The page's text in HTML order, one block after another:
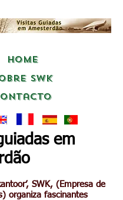
Home
SWK
em
SWK, (Empresa de
organiza fascinantes